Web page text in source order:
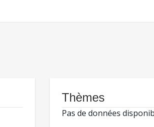
Thèmes
Pas de données